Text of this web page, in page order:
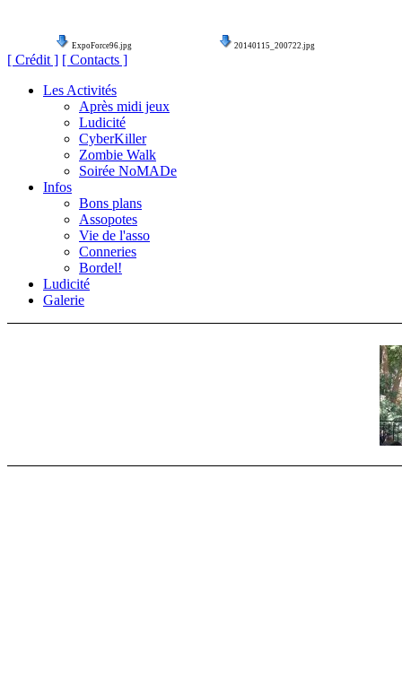
ExpoForce96.jpg 20140115_200722.jpg
[ Crédit ] [ Contacts ]
Les Activités
Après midi jeux
Ludicité
CyberKiller
Zombie Walk
Soirée NoMADe
Infos
Bons plans
Assopotes
Vie de l'asso
Conneries
Bordel!
Ludicité
Galerie